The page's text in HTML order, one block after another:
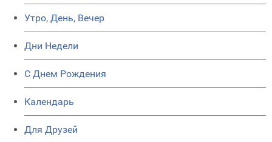
Утро, День, Вечер
Дни Недели
C Днем Рождения
Календарь
Для Друзей